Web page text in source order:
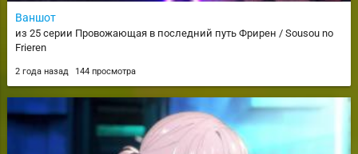
Ваншот
из 25 серии Провожающая в последний путь Фрирен / Sousou no
Frieren
2 года назад 144 просмотра